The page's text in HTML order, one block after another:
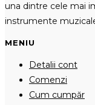
una dintre cele mai
instrumente
MENIU
Detalii cont
Comenzi
Cum cumpăr